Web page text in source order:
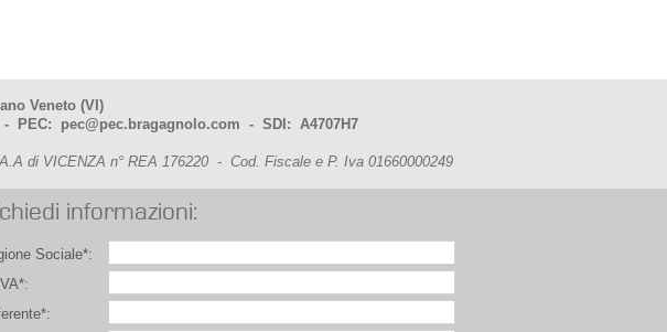
Veneto (VI)
- PEC: pec@pec.bragagnolo.com - SDI: A4707H7
di VICENZA n° REA 176220 - Cod. Fiscale e P. Iva 01660000249
informazioni:
Sociale*: